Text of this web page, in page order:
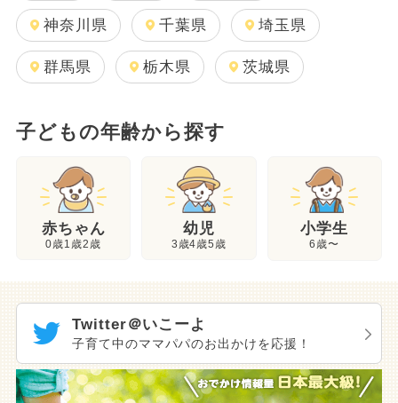
神奈川県 千葉県 埼玉県
群馬県 栃木県 茨城県
子どもの年齢から探す
赤ちゃん
0歳1歳2歳
幼児
3歳4歳5歳
小学生
6歳〜
Twitter＠いこーよ
子育て中のママパパのお出かけを応援！